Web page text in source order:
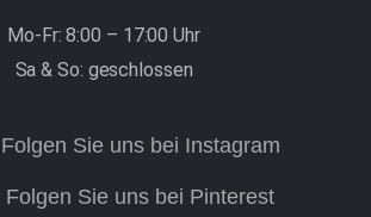
Mo-Fr: 8:00 – 17:00 Uhr
Sa & So: geschlossen
Folgen Sie uns bei Instagram
Folgen Sie uns bei Pinterest